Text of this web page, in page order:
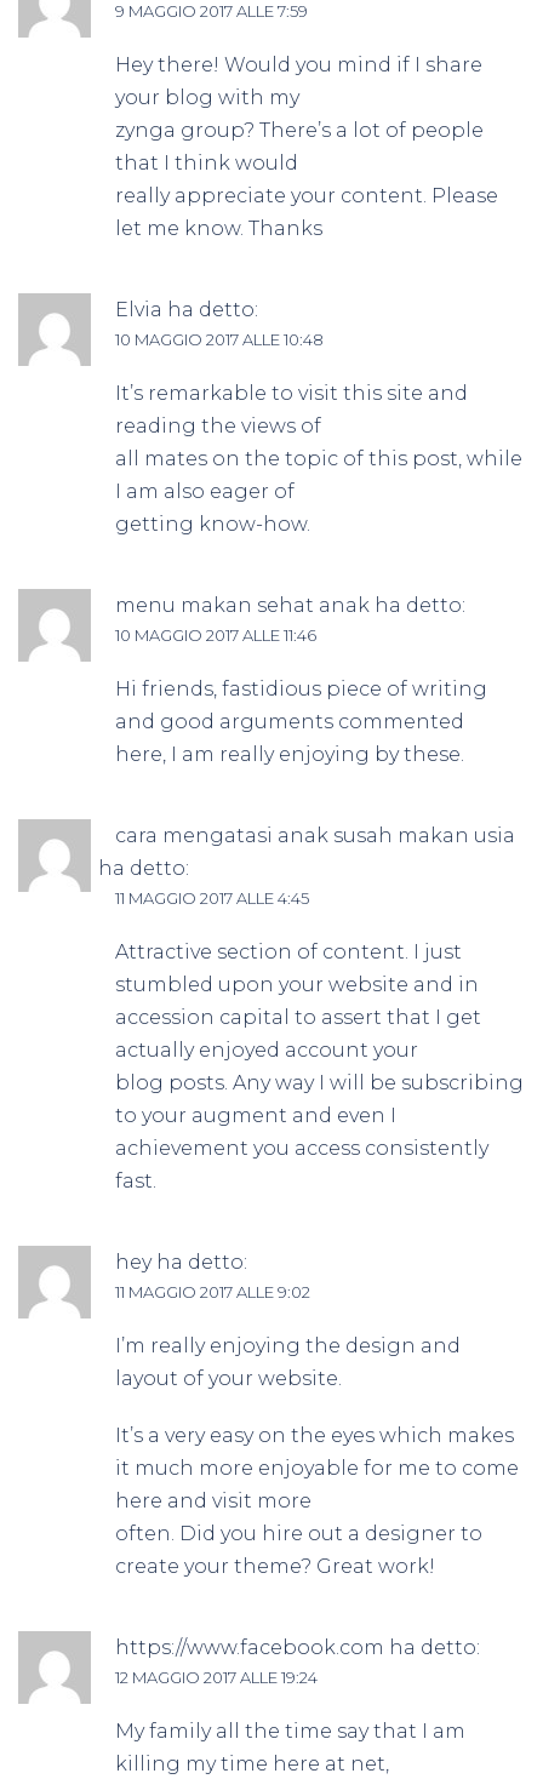
9 MAGGIO 2017 ALLE 7:59
Hey there! Would you mind if I share
your blog with my
zynga group? There’s a lot of people
that I think would
really appreciate your content. Please
let me know. Thanks
Elvia ha detto:
10 MAGGIO 2017 ALLE 10:48
It’s remarkable to visit this site and
reading the views of
all mates on the topic of this post, while
I am also eager of
getting know-how.
menu makan sehat anak ha detto:
10 MAGGIO 2017 ALLE 11:46
Hi friends, fastidious piece of writing
and good arguments commented
here, I am really enjoying by these.
cara mengatasi anak susah makan usia
1 tahun
ha detto:
11 MAGGIO 2017 ALLE 4:45
Attractive section of content. I just
stumbled upon your website and in
accession capital to assert that I get
actually enjoyed account your
blog posts. Any way I will be subscribing
to your augment and even I
achievement you access consistently
fast.
hey ha detto:
11 MAGGIO 2017 ALLE 9:02
I’m really enjoying the design and
layout of your website.
It’s a very easy on the eyes which makes
it much more enjoyable for me to come
here and visit more
often. Did you hire out a designer to
create your theme? Great work!
https://www.facebook.com ha detto:
12 MAGGIO 2017 ALLE 19:24
My family all the time say that I am
killing my time here at net,